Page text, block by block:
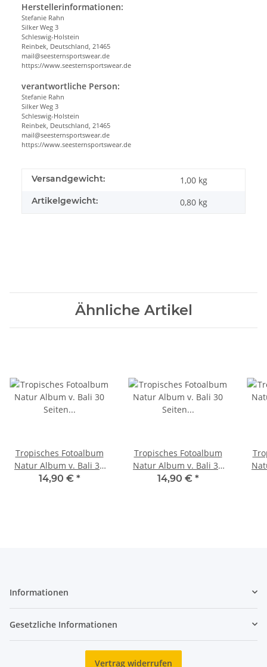
Herstellerinformationen:
Stefanie Rahn
Silker Weg 3
Schleswig-Holstein
Reinbek, Deutschland, 21465
mail@seesternsportswear.de
https://www.seesternsportswear.de
verantwortliche Person:
Stefanie Rahn
Silker Weg 3
Schleswig-Holstein
Reinbek, Deutschland, 21465
mail@seesternsportswear.de
https://www.seesternsportswear.de
Versandgewicht: 1,00 kg
Artikelgewicht: 0,80 kg
Ähnliche Artikel
Tropisches Fotoalbum
Natur Album v. Bali 30
Seiten Photoalbum Surf
14,90 € *
Tropisches Fotoalbum
Natur Album v. Bali 30
Seiten Photoalbum
14,90 € *
Informationen
Gesetzliche Informationen
Vertrag widerrufen